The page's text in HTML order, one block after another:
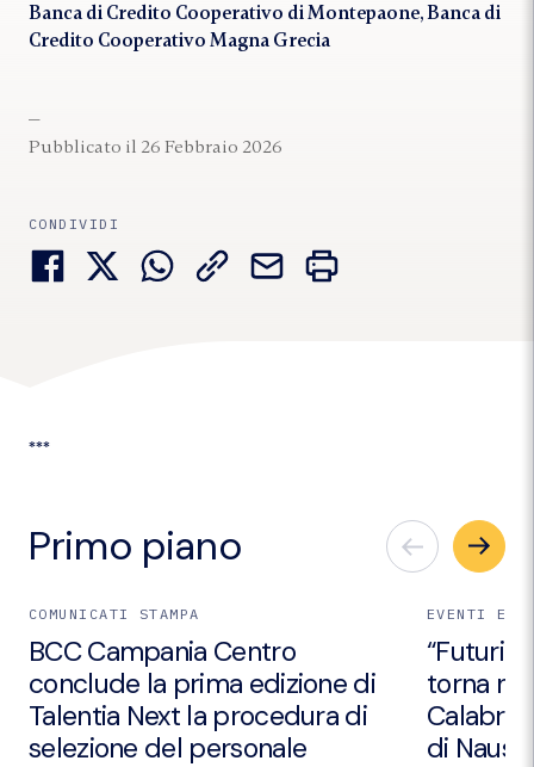
Banca di Credito Cooperativo di Montepaone, Banca di
Credito Cooperativo Magna Grecia
Pubblicato il 26 Febbraio 2026
CONDIVIDI
***
Primo piano
COMUNICATI STAMPA
BCC Campania Centro
conclude la prima edizione di
Talentia Next la procedura di
selezione del personale
EVENTI E
“Futuri
torna
Calabria
di